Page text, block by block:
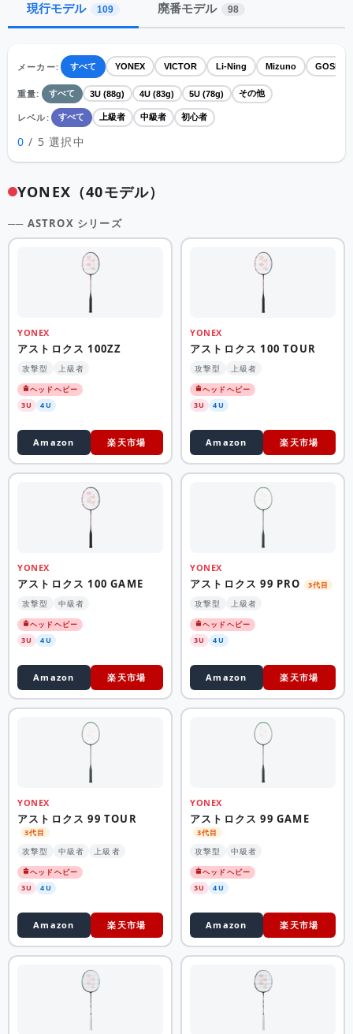
現行モデル 109 廃番モデル 98
メーカー: すべて YONEX VICTOR Li-Ning Mizuno GOSEN
重量: すべて 3U (88g) 4U (83g) 5U (78g) その他
レベル: すべて 上級者 中級者 初心者
0 / 5 選択中
YONEX（40モデル）
── ASTROX シリーズ
YONEX
アストロクス 100ZZ
攻撃型 上級者
ヘッドヘビー
3U
4U
Amazon 楽天市場
YONEX
アストロクス 100 TOUR
攻撃型 上級者
ヘッドヘビー
3U
4U
Amazon 楽天市場
YONEX
アストロクス 100 GAME
攻撃型 中級者
ヘッドヘビー
3U
4U
Amazon 楽天市場
YONEX
アストロクス 99 PRO 3代目
攻撃型 上級者
ヘッドヘビー
3U
4U
Amazon 楽天市場
YONEX
アストロクス 99 TOUR
3代目
攻撃型 中級者 上級者
ヘッドヘビー
3U
4U
Amazon 楽天市場
YONEX
アストロクス 99 GAME
3代目
攻撃型 中級者
ヘッドヘビー
3U
4U
Amazon 楽天市場